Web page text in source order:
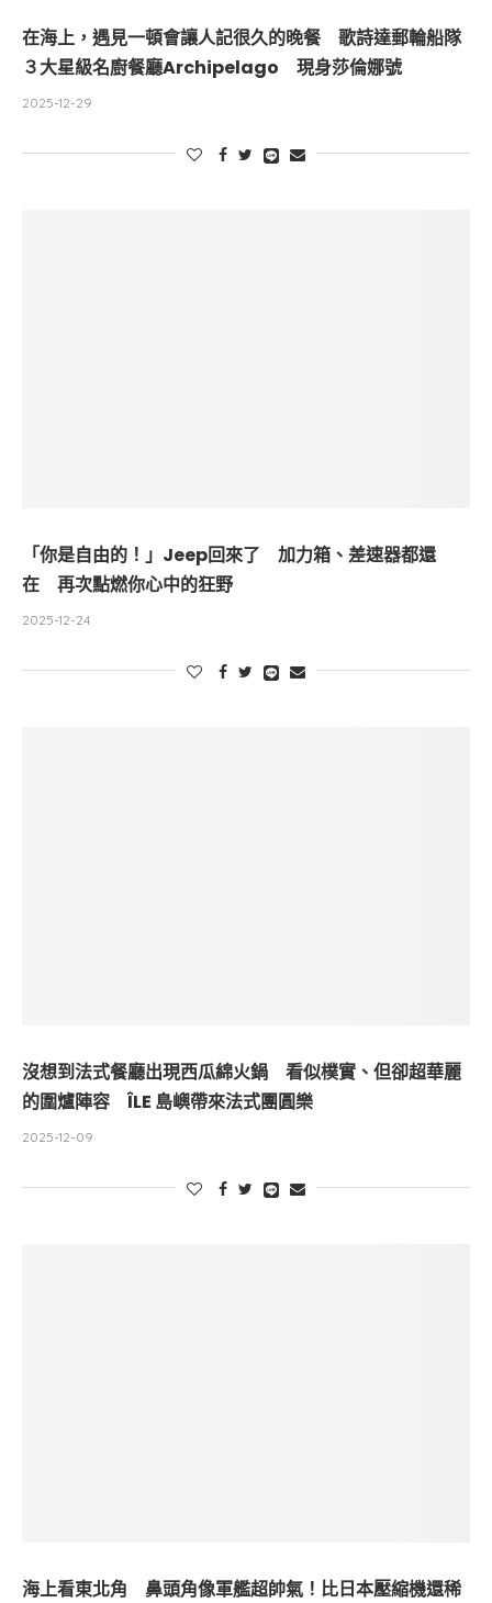
在海上，遇見一頓會讓人記很久的晚餐 歌詩達郵輪船隊
３大星級名廚餐廳Archipelago 現身莎倫娜號
2025-12-29
「你是自由的！」Jeep回來了 加力箱、差速器都還
在 再次點燃你心中的狂野
2025-12-24
沒想到法式餐廳出現西瓜綿火鍋 看似樸實、但卻超華麗
的圍爐陣容 ÎLE 島嶼帶來法式團圓樂
2025-12-09
海上看東北角 鼻頭角像軍艦超帥氣！比日本壓縮機還稀